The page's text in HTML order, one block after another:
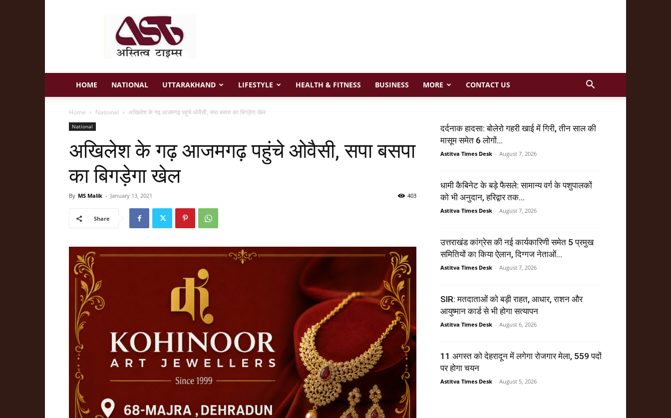
Astitva
Times
HOME NATIONAL UTTARAKHAND LIFESTYLE HEALTH & FITNESS BUSINESS MORE CONTACT US
Home National अखिलेश के गढ़ आजमगढ़ पहुंचे ओवैसी, सपा बसपा का बिगड़ेगा खेल
National
अखिलेश के गढ़ आजमगढ़ पहुंचे ओवैसी, सपा बसपा
का बिगड़ेगा खेल
By MS Malik - January 13, 2021 403
Share
दर्दनाक हादसा: बोलेरो गहरी खाई में गिरी, तीन साल की
मासूम समेत 6 लोगों...
Astitva Times Desk - August 7, 2026
धामी कैबिनेट के बड़े फैसले: सामान्य वर्ग के पशुपालकों
को भी अनुदान, हरिद्वार तक...
Astitva Times Desk - August 7, 2026
उत्तराखंड कांग्रेस की नई कार्यकारिणी समेत 5 प्रमुख
समितियों का किया ऐलान, दिग्गज नेताओं...
Astitva Times Desk - August 7, 2026
SIR: मतदाताओं को बड़ी राहत, आधार, राशन और
आयुष्मान कार्ड से भी होगा सत्यापन
Astitva Times Desk - August 6, 2026
11 अगस्त को देहरादून में लगेगा रोजगार मेला, 559 पदों
पर होगा चयन
Astitva Times Desk - August 5, 2026